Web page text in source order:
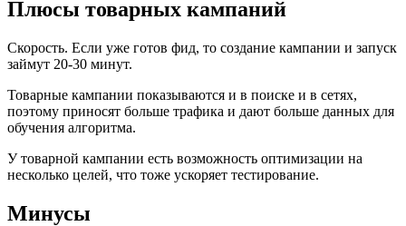
Плюсы товарных кампаний
Скорость. Если уже готов фид, то создание кампании и запуск
займут 20-30 минут.
Товарные кампании показываются и в поиске и в сетях,
поэтому приносят больше трафика и дают больше данных для
обучения алгоритма.
У товарной кампании есть возможность оптимизации на
несколько целей, что тоже ускоряет тестирование.
Минусы